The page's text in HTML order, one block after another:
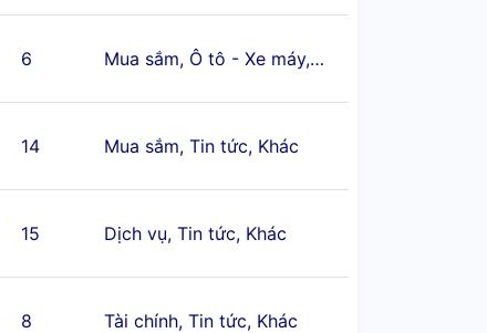
6 Mua sắm, Ô tô - Xe máy, Tin tức
14 Mua sắm, Tin tức, Khác
15 Dịch vụ, Tin tức, Khác
8 Tài chính, Tin tức, Khác